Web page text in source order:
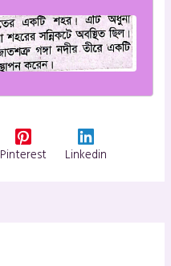
Pinterest Linkedin